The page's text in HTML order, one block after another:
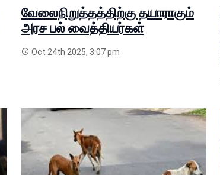
வேலைநிறுத்தத்திற்கு தயாராகும்
அரச பல் வைத்தியர்கள்
Oct 24th 2025, 3:07 pm